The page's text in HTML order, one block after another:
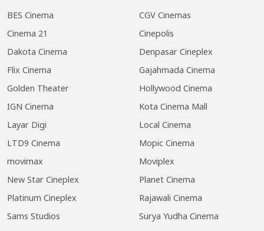
BES Cinema
CGV Cinemas
Cinema 21
Cinepolis
Dakota Cinema
Denpasar Cineplex
Flix Cinema
Gajahmada Cinema
Golden Theater
Hollywood Cinema
IGN Cinema
Kota Cinema Mall
Layar Digi
Local Cinema
LTD9 Cinema
Mopic Cinema
movimax
Moviplex
New Star Cineplex
Planet Cinema
Platinum Cineplex
Rajawali Cinema
Sams Studios
Surya Yudha Cinema